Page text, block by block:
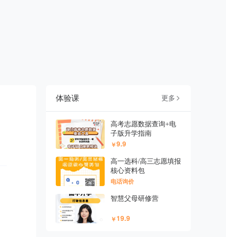
体验课 更多 
高考志愿数据查询+电
子版升学指南
￥9.9
高一选科/高三志愿填报
核心资料包
电话询价
智慧父母研修营
￥19.9